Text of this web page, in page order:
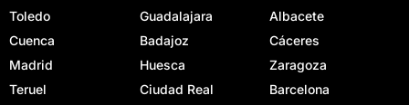
Toledo
Guadalajara
Albacete
Cuenca
Badajoz
Cáceres
Madrid
Huesca
Zaragoza
Teruel
Ciudad Real
Barcelona